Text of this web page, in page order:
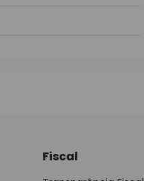
Fiscal